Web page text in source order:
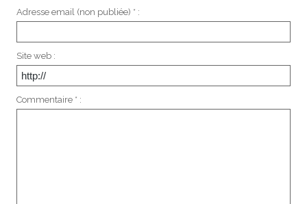
Adresse email (non publiée) * :
Site web :
Commentaire * :